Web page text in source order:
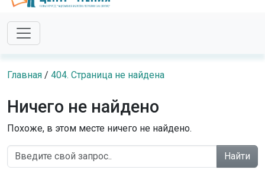
Главная / 404. Страница не найдена
Ничего не найдено
Похоже, в этом месте ничего не найдено.
Найти